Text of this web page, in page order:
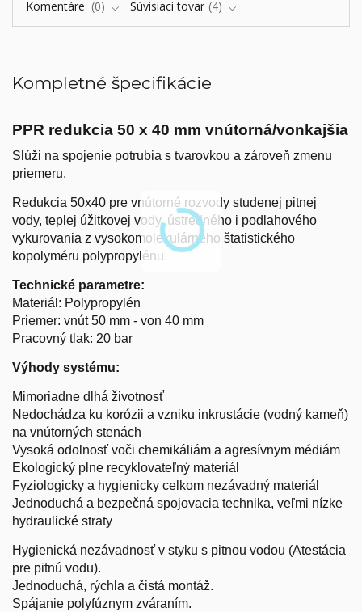
Komentáre 0 Súvisiaci tovar 4
Kompletné špecifikácie
PPR redukcia 50 x 40 mm vnútorná/vonkajšia
Slúži na spojenie potrubia s tvarovkou a zároveň zmenu
priemeru.
Redukcia 50x40 pre vnútorné rozvody studenej pitnej
vody, teplej úžitkovej vody, ústredného i podlahového
vykurovania z vysokomolekulárneho štatistického
kopolyméru polypropylénu.
Technické parametre:
Materiál: Polypropylén
Priemer: vnút 50 mm - von 40 mm
Pracovný tlak: 20 bar
Výhody systému:
Mimoriadne dlhá životnosť
Nedochádza ku korózii a vzniku inkrustácie (vodný kameň)
na vnútorných stenách
Vysoká odolnosť voči chemikáliám a agresívnym médiám
Ekologický plne recyklovateľný materiál
Fyziologicky a hygienicky celkom nezávadný materiál
Jednoduchá a bezpečná spojovacia technika, veľmi nízke
hydraulické straty
Hygienická nezávadnosť v styku s pitnou vodou (Atestácia
pre pitnú vodu).
Jednoduchá, rýchla a čistá montáž.
Spájanie polyfúznym zváraním.